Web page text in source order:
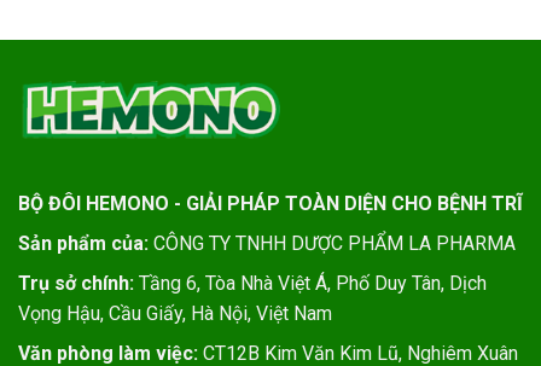
BỘ ĐÔI HEMONO - GIẢI PHÁP TOÀN DIỆN CHO BỆNH TRĨ
Sản phẩm của: CÔNG TY TNHH DƯỢC PHẨM LA PHARMA
Trụ sở chính: Tầng 6, Tòa Nhà Việt Á, Phố Duy Tân, Dịch
Vọng Hậu, Cầu Giấy, Hà Nội, Việt Nam
Văn phòng làm việc: CT12B Kim Văn Kim Lũ, Nghiêm Xuân